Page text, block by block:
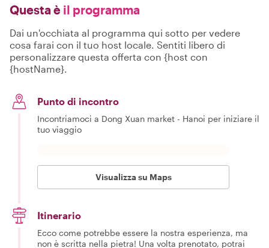
Questa è il programma
Dai un'occhiata al programma qui sotto per vedere
cosa farai con il tuo host locale. Sentiti libero di
personalizzare questa offerta con {host con
{hostName}.
Punto di incontro
Incontriamoci a Dong Xuan market - Hanoi per iniziare il
tuo viaggio
Visualizza su Maps
Itinerario
Ecco come potrebbe essere la nostra esperienza, ma
non è scritta nella pietra! Una volta prenotato, potrai